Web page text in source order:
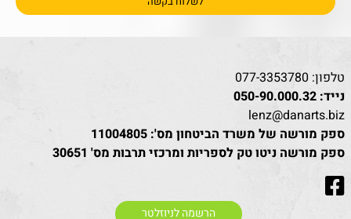
טלפון: 077-3353780
נייד: 050-90.000.32
lenz@danarts.biz
ספק מורשה של משרד הביטחון מס': 11004805
ספק מורשה ניטו טק לספריות ומרכזי תרבות מס' 30651
הרשמה לניוזלטר